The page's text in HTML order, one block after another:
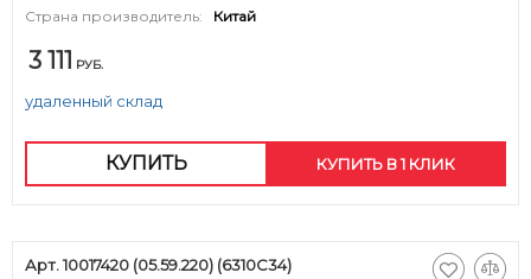
Страна производитель:
Китай
3 111 РУБ.
удаленный склад
КУПИТЬ КУПИТЬ В 1 КЛИК
Арт. 10017420 (05.59.220) (6310C34)